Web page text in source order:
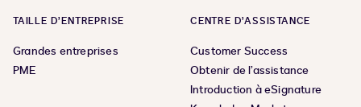
TAILLE D’ENTREPRISE
Grandes entreprises
PME
CENTRE D’ASSISTANCE
Customer Success
Obtenir de l’assistance
Introduction à eSignature